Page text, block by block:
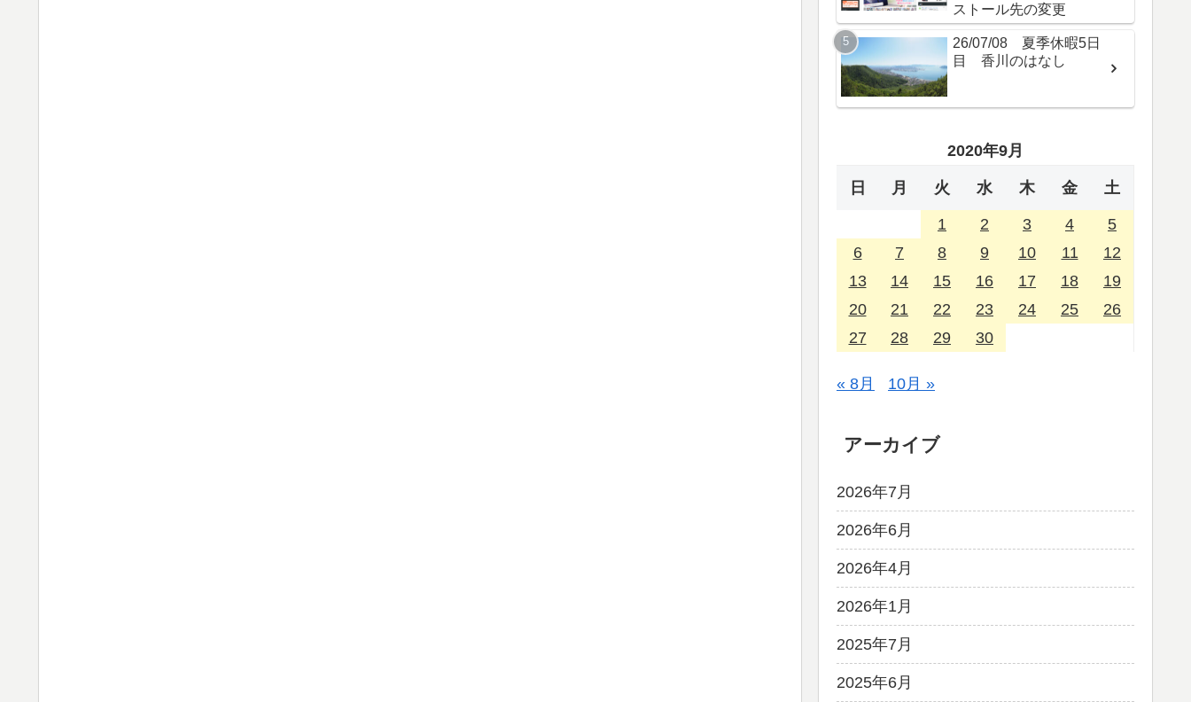
ストール先の変更
26/07/08 夏季休暇5日
目 香川のはなし
2020年9月
日 月 火 水 木 金 土
1 2 3 4
5
6
7 8 9 10 11
12
13
14 15 16 17 18
19
20
21 22 23 24 25
26
27
28 29 30
« 8月 10月 »
アーカイブ
2026年7月
2026年6月
2026年4月
2026年1月
2025年7月
2025年6月